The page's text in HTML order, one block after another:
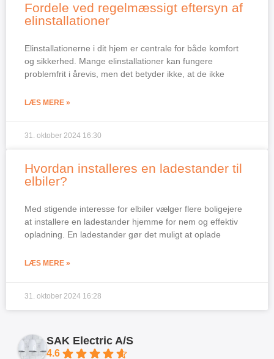
Fordele ved regelmæssigt eftersyn af
elinstallationer
Elinstallationerne i dit hjem er centrale for både komfort
og sikkerhed. Mange elinstallationer kan fungere
problemfrit i årevis, men det betyder ikke, at de ikke
LÆS MERE »
31. oktober 2024 16:30
Hvordan installeres en ladestander til
elbiler?
Med stigende interesse for elbiler vælger flere boligejere
at installere en ladestander hjemme for nem og effektiv
opladning. En ladestander gør det muligt at oplade
LÆS MERE »
31. oktober 2024 16:28
SAK Electric A/S
4.6